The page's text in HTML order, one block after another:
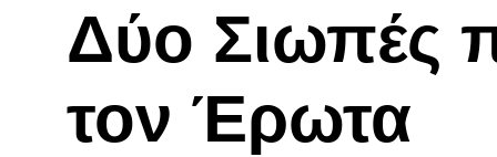
Δύο Σιωπές
τον Έρωτα